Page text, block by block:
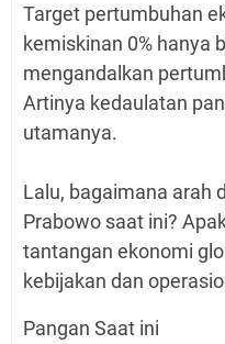
Target pertumbuhan
kemiskinan 0% hanya
mengandalkan
Artinya kedaulatan
utamanya.
Lalu, bagaimana arah
Prabowo saat ini?
tantangan ekonomi
kebijakan dan
Pangan Saat ini